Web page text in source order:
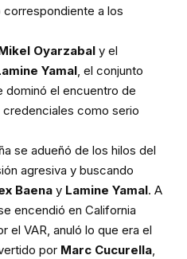
correspondiente a los
Oyarzabal y el
Yamal, el conjunto
dominó el encuentro de
como serio
se adueñó de los hilos del
agresiva y buscando
Baena y Lamine Yamal. A
encendió en California
el VAR, anuló lo que era el
por Marc Cucurella,